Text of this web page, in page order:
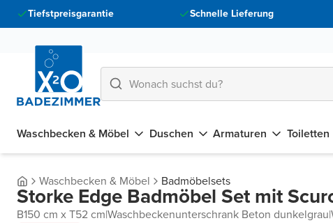
Tiefstpreisgarantie Schnelle Lieferung
Waschbecken & Möbel Duschen Armaturen Toiletten
Waschbecken & Möbel Badmöbelsets
Storke Edge Badmöbel Set mit
B150 cm x T52 cm|Waschbeckenunterschrank Beton dunkelgrau|